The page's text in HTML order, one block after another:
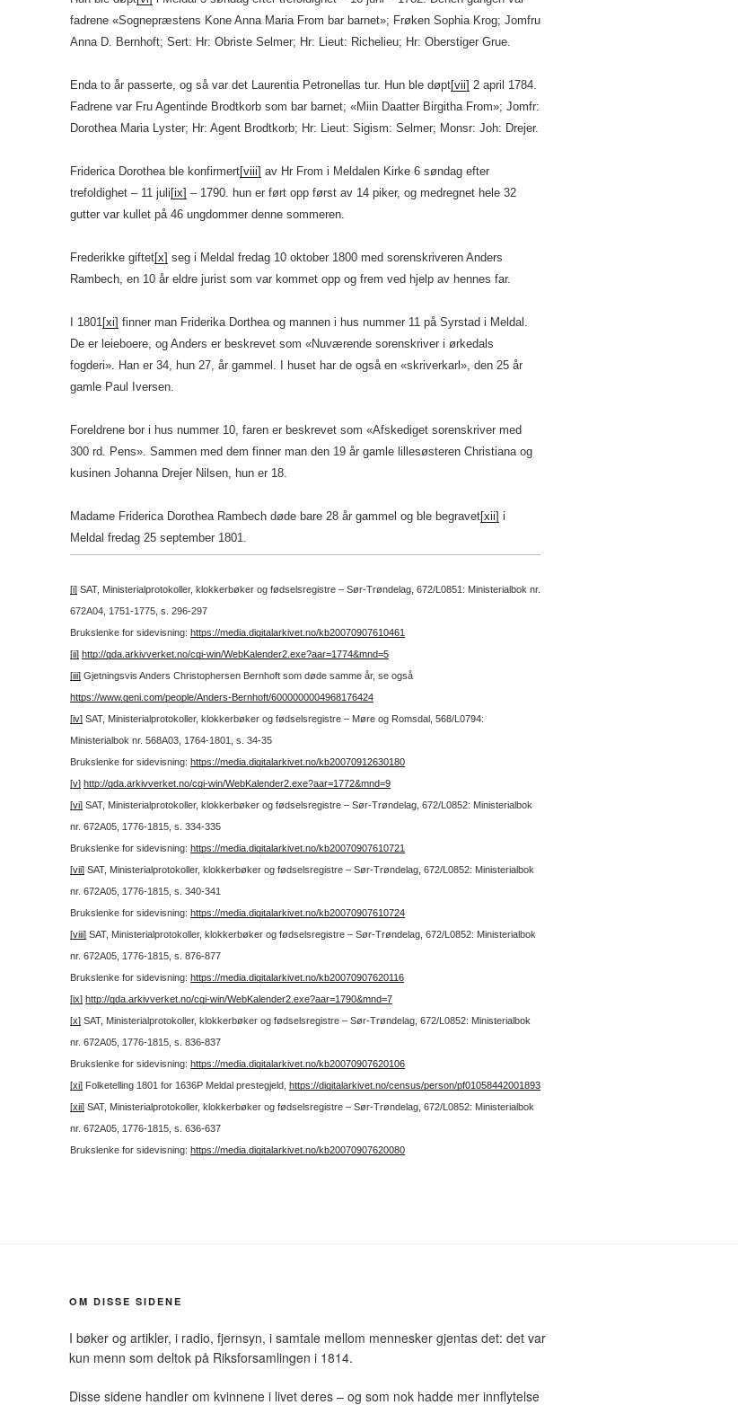
fadrene «Sognepræstens Kone Anna Maria From bar barnet»; Frøken Sophia Krog; Jomfru
Anna D. Bernhoft; Sert: Hr: Obriste Selmer; Hr: Lieut: Richelieu; Hr: Oberstiger Grue.
Enda to år passerte, og så var det Laurentia Petronellas tur. Hun ble døpt[vii] 2 april 1784.
Fadrene var Fru Agentinde Brodtkorb som bar barnet; «Miin Daatter Birgitha From»; Jomfr:
Dorothea Maria Lyster; Hr: Agent Brodtkorb; Hr: Lieut: Sigism: Selmer; Monsr: Joh: Drejer.
Friderica Dorothea ble konfirmert[viii] av Hr From i Meldalen Kirke 6 søndag efter
trefoldighet – 11 juli [ix] – 1790. hun er ført opp først av 14 piker, og medregnet hele 32
gutter var kullet på 46 ungdommer denne sommeren.
Frederikke giftet[x] seg i Meldal fredag 10 oktober 1800 med sorenskriveren Anders
Rambech, en 10 år eldre jurist som var kommet opp og frem ved hjelp av hennes far.
I 1801[xi] finner man Friderika Dorthea og mannen i hus nummer 11 på Syrstad i Meldal.
De er leieboere, og Anders er beskrevet som «Nuværende sorenskriver i ørkedals
fogderi». Han er 34, hun 27, år gammel. I huset har de også en «skriverkarl», den 25 år
gamle Paul Iversen.
Foreldrene bor i hus nummer 10, faren er beskrevet som «Afskediget sorenskriver med
300 rd. Pens». Sammen med dem finner man den 19 år gamle lillesøsteren Christiana og
kusinen Johanna Drejer Nilsen, hun er 18.
Madame Friderica Dorothea Rambech døde bare 28 år gammel og ble begravet[xii] i
Meldal fredag 25 september 1801.
[i]SAT, Ministerialprotokoller, klokkerbøker og fødselsregistre – Sør-Trøndelag, 672/L0851: Ministerialbok nr.
672A04, 1751-1775, s. 296-297
Brukslenke for sidevisning: https://media.digitalarkivet.no/kb20070907610461
[ii] http://gda.arkivverket.no/cgi-win/WebKalender2.exe?aar=1774&mnd=5
[iii]Gjetningsvis Anders Christophersen Bernhoft som døde samme år, se også
https://www.geni.com/people/Anders-Bernhoft/6000000004968176424
[iv]SAT, Ministerialprotokoller, klokkerbøker og fødselsregistre – Møre og Romsdal, 568/L0794:
Ministerialbok nr. 568A03, 1764-1801, s. 34-35
Brukslenke for sidevisning: https://media.digitalarkivet.no/kb20070912630180
[v] http://gda.arkivverket.no/cgi-win/WebKalender2.exe?aar=1772&mnd=9
[vi]SAT, Ministerialprotokoller, klokkerbøker og fødselsregistre – Sør-Trøndelag, 672/L0852: Ministerialbok
nr. 672A05, 1776-1815, s. 334-335
Brukslenke for sidevisning: https://media.digitalarkivet.no/kb20070907610721
[vii]SAT, Ministerialprotokoller, klokkerbøker og fødselsregistre – Sør-Trøndelag, 672/L0852: Ministerialbok
nr. 672A05, 1776-1815, s. 340-341
Brukslenke for sidevisning: https://media.digitalarkivet.no/kb20070907610724
[viii]SAT, Ministerialprotokoller, klokkerbøker og fødselsregistre – Sør-Trøndelag, 672/L0852: Ministerialbok
nr. 672A05, 1776-1815, s. 876-877
Brukslenke for sidevisning: https://media.digitalarkivet.no/kb20070907620116
[ix] http://gda.arkivverket.no/cgi-win/WebKalender2.exe?aar=1790&mnd=7
[x]SAT, Ministerialprotokoller, klokkerbøker og fødselsregistre – Sør-Trøndelag, 672/L0852: Ministerialbok
nr. 672A05, 1776-1815, s. 836-837
Brukslenke for sidevisning: https://media.digitalarkivet.no/kb20070907620106
[xi]Folketelling 1801 for 1636P Meldal prestegjeld, https://digitalarkivet.no/census/person/pf01058442001893
[xii]SAT, Ministerialprotokoller, klokkerbøker og fødselsregistre – Sør-Trøndelag, 672/L0852: Ministerialbok
nr. 672A05, 1776-1815, s. 636-637
Brukslenke for sidevisning: https://media.digitalarkivet.no/kb20070907620080
OM DISSE SIDENE
I bøker og artikler, i radio, fjernsyn, i samtale mellom mennesker gjentas det: det var
kun menn som deltok på Riksforsamlingen i 1814.
Disse sidene handler om kvinnene i livet deres – og som nok hadde mer innflytelse